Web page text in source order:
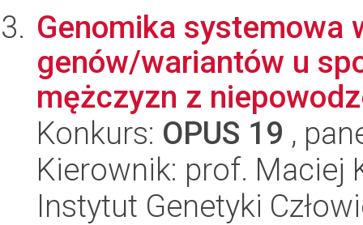
Genomika systemowa
genów/wariantów u
mężczyzn z
Konkurs: OPUS 19 ,
Kierownik: prof. Maciej
Instytut Genetyki